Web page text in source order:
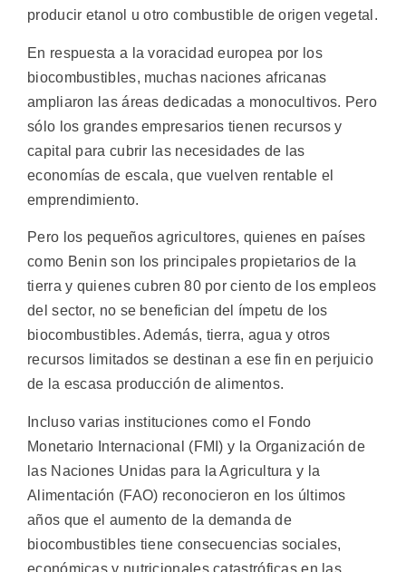
producir etanol u otro combustible de origen vegetal.
En respuesta a la voracidad europea por los
biocombustibles, muchas naciones africanas
ampliaron las áreas dedicadas a monocultivos. Pero
sólo los grandes empresarios tienen recursos y
capital para cubrir las necesidades de las
economías de escala, que vuelven rentable el
emprendimiento.
Pero los pequeños agricultores, quienes en países
como Benin son los principales propietarios de la
tierra y quienes cubren 80 por ciento de los empleos
del sector, no se benefician del ímpetu de los
biocombustibles. Además, tierra, agua y otros
recursos limitados se destinan a ese fin en perjuicio
de la escasa producción de alimentos.
Incluso varias instituciones como el Fondo
Monetario Internacional (FMI) y la Organización de
las Naciones Unidas para la Agricultura y la
Alimentación (FAO) reconocieron en los últimos
años que el aumento de la demanda de
biocombustibles tiene consecuencias sociales,
económicas y nutricionales catastróficas en las